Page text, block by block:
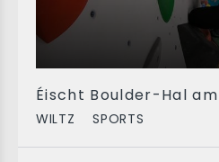
Éischt Boulder-Hal
WILTZ SPORTS